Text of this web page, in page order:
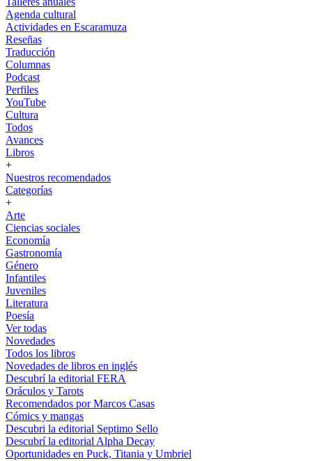
Agenda cultural
Actividades en Escaramuza
Reseñas
Traducción
Columnas
Podcast
Perfiles
YouTube
Cultura
Todos
Avances
Libros
+
Nuestros recomendados
Categorías
+
Arte
Ciencias sociales
Economía
Gastronomía
Género
Infantiles
Juveniles
Literatura
Poesía
Ver todas
Novedades
Todos los libros
Novedades de libros en inglés
Descubrí la editorial FERA
Oráculos y Tarots
Recomendados por Marcos Casas
Cómics y mangas
Descubri la editorial Septimo Sello
Descubrí la editorial Alpha Decay
Oportunidades en Puck, Titania y Umbriel